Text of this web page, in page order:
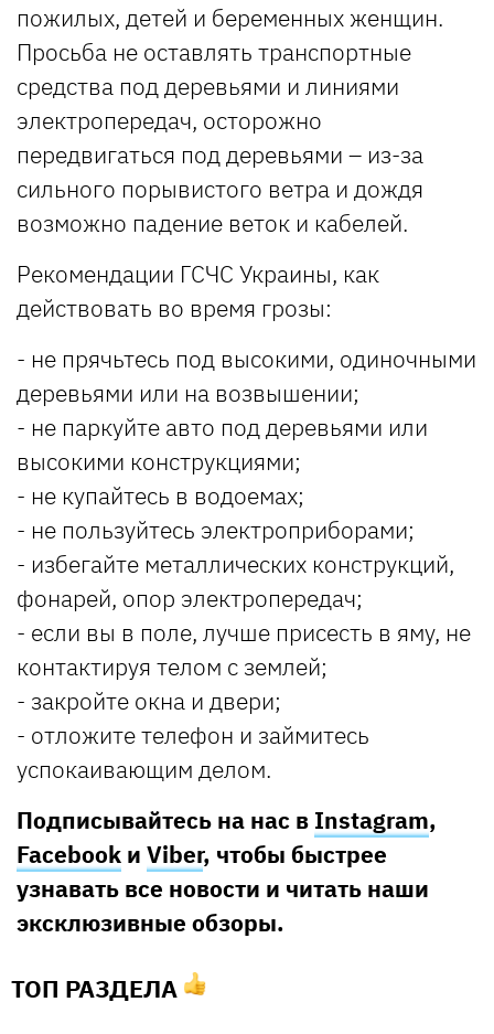
пожилых, детей и беременных женщин.
Просьба не оставлять транспортные
средства под деревьями и линиями
электропередач, осторожно
передвигаться под деревьями – из-за
сильного порывистого ветра и дождя
возможно падение веток и кабелей.
Рекомендации ГСЧС Украины, как
действовать во время грозы:
- не прячьтесь под высокими, одиночными
деревьями или на возвышении;
- не паркуйте авто под деревьями или
высокими конструкциями;
- не купайтесь в водоемах;
- не пользуйтесь электроприборами;
- избегайте металлических конструкций,
фонарей, опор электропередач;
- если вы в поле, лучше присесть в яму, не
контактируя телом с землей;
- закройте окна и двери;
- отложите телефон и займитесь
успокаивающим делом.
Подписывайтесь на нас в Instagram,
Facebook и Viber, чтобы быстрее
узнавать все новости и читать наши
эксклюзивные обзоры.
ТОП РАЗДЕЛА